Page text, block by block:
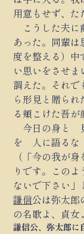
用意もせず、た
こうした夫に
あった。同輩
度を整える）中
い思いをさせ
調えた。それ
ら形見と贈ら
る頬こけた吾
今日の身と
を 人に語るな
（「今の我が
りです。この
ないで下さい」
謙信公は弥太郎
の名歌よ、貞女
謙信公、弥太郎に